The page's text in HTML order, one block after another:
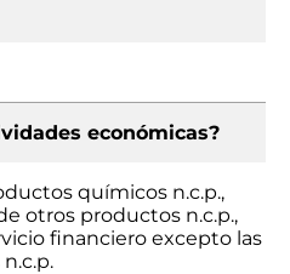
económicas?
químicos n.c.p.,
otros productos n.c.p.,
financiero excepto las